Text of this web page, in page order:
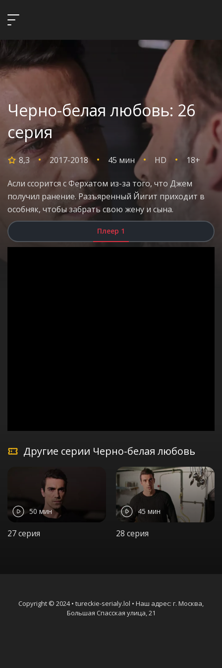
Черно-белая любовь: 26
серия
8,3 2017-2018 45 мин HD 18+
Асли ссорится с Ферхатом из-за того, что Джем
получил ранение. Разъяренный Йигит приходит в
особняк, чтобы забрать свою жену и сына.
Плеер 1
Другие серии Черно-белая любовь
50 мин
27 серия
45 мин
28 серия
Copyright © 2024 • tureckie-serialy.lol • Наш адрес: г. Москва,
Большая Спасская улица, 21